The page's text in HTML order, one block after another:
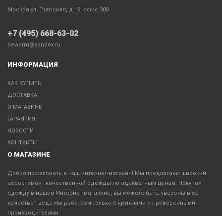
Москва ул. Тверская, д.18, офис 308
+7 (495) 668-63-02
bewarm@yandex.ru
ИНФОРМАЦИЯ
КАК КУПИТЬ
ДОСТАВКА
О МАГАЗИНЕ
ГАРАНТИЯ
НОВОСТИ
КОНТАКТЫ
О МАГАЗИНЕ
Добро пожаловать в наш интернет-магазин! Мы предлагаем широкий
ассортимент качественной одежды по адекватным ценам. Покупая
одежду в нашем Интернет-магазине, вы можете быть уверены в её
качестве - ведь мы работаем только с крупными и проверенными
производителями.